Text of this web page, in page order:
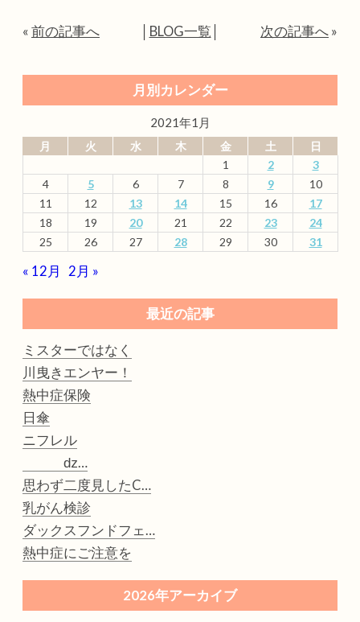
« 前の記事へ BLOG一覧 次の記事へ »
月別カレンダー
2021年1月
月 火 水 木 金 土
日
1
2
3
4
5 6 7 8 9
10
11
12 13 14 15 16
17
18
19 20 21 22 23
24
25
26 27 28 29 30 31
« 12月 2月 »
最近の記事
ミスターではなく
川曳きエンヤー！
熱中症保険
日傘
ニフレル
ǳ…
思わず二度見したC…
乳がん検診
ダックスフンドフェ…
熱中症にご注意を
2026年アーカイブ